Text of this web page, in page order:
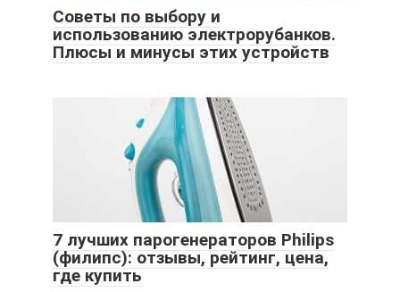
Советы по выбору и
использованию электрорубанков.
Плюсы и минусы этих устройств
7 лучших парогенераторов Philips
(филипс): отзывы, рейтинг, цена,
где купить